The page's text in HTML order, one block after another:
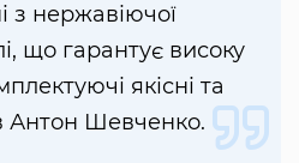
з нержавіючої
що гарантує високу
якісні та
Антон Шевченко.